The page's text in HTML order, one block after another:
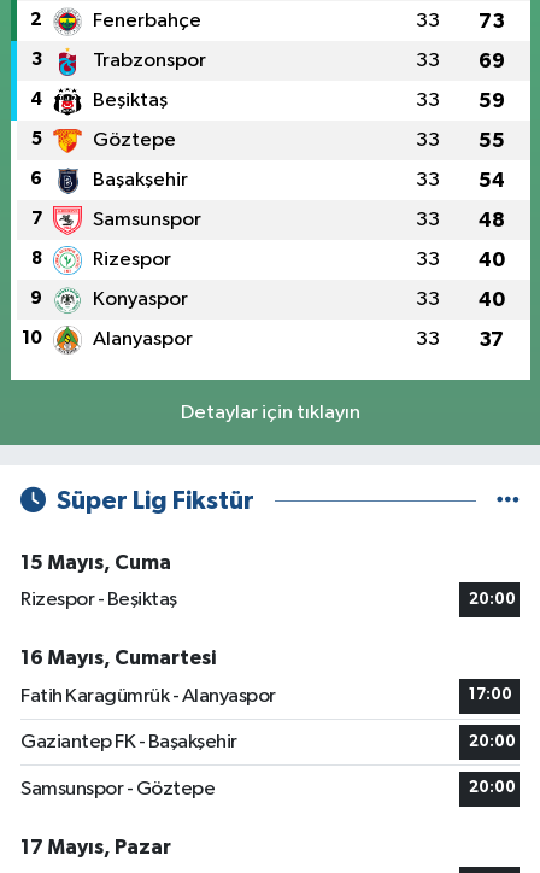
2 Fenerbahçe 33 73
3 Trabzonspor 33 69
4 Beşiktaş 33 59
5 Göztepe 33 55
6 Başakşehir 33 54
7 Samsunspor 33 48
8 Rizespor 33 40
9 Konyaspor 33 40
10 Alanyaspor 33 37
Detaylar için tıklayın
Süper Lig Fikstür
15 Mayıs, Cuma
Rizespor - Beşiktaş
20:00
16 Mayıs, Cumartesi
Fatih Karagümrük - Alanyaspor
17:00
Gaziantep FK - Başakşehir 20:00
Samsunspor - Göztepe 20:00
17 Mayıs, Pazar